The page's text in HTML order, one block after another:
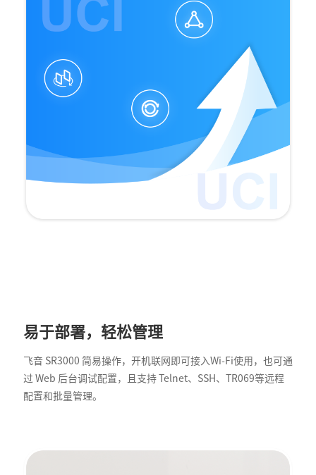
易于部署，轻松管理
飞音 SR3000 简易操作，开机联网即可接入Wi-Fi使用，也可通
过 Web 后台调试配置，且支持 Telnet、SSH、TR069等远程
配置和批量管理。